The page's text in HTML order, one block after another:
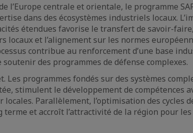
l’Europe centrale et orientale, le programme
dans des écosystèmes industriels locaux.
étendues favorise le transfert de savoir-
locaux et l’alignement sur les normes
contribue au renforcement d’une base
des programmes de défense complexes.
Les programmes fondés sur des systèmes
stimulent le développement de compétences
Parallèlement, l’optimisation des cycles
terme et accroît l’attractivité de la région pour les